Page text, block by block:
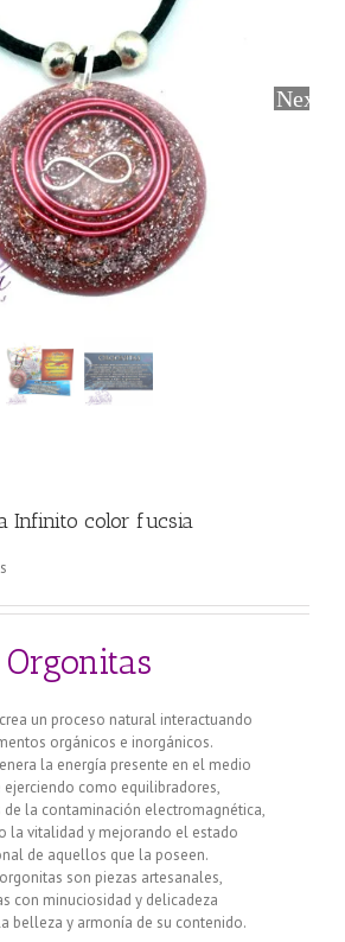
Next
Infinito color fucsia
Orgonitas
un proceso natural interactuando
orgánicos e inorgánicos.
la energía presente en el medio
ejerciendo como equilibradores,
la contaminación electromagnética,
la vitalidad y mejorando el estado
de aquellos que la poseen.
son piezas artesanales,
con minuciosidad y delicadeza
belleza y armonía de su contenido.